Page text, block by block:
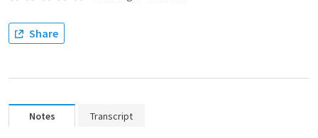
Share
Notes Transcript